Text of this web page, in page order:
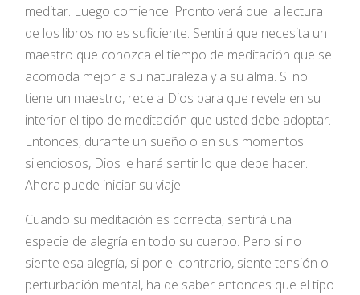
meditar. Luego comience. Pronto verá que la lectura
de los libros no es suficiente. Sentirá que necesita un
maestro que conozca el tiempo de meditación que se
acomoda mejor a su naturaleza y a su alma. Si no
tiene un maestro, rece a Dios para que revele en su
interior el tipo de meditación que usted debe adoptar.
Entonces, durante un sueño o en sus momentos
silenciosos, Dios le hará sentir lo que debe hacer.
Ahora puede iniciar su viaje.
Cuando su meditación es correcta, sentirá una
especie de alegría en todo su cuerpo. Pero si no
siente esa alegría, si por el contrario, siente tensión o
perturbación mental, ha de saber entonces que el tipo